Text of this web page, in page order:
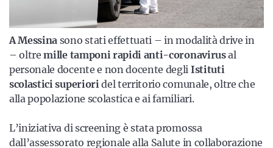
A Messina sono stati effettuati – in modalità drive in
– oltremille tamponi rapidi anti-coronavirusal
personale docente e non docente degli Istituti
scolastici superioridel territorio comunale, oltre che
alla popolazione scolastica e ai familiari.
L’iniziativa di screening è stata promossa
dall’assessorato regionale alla Salute in collaborazione